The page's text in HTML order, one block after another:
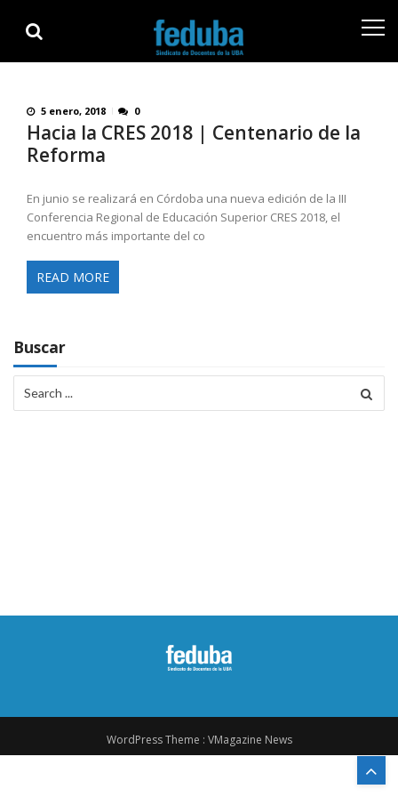
navigation
content
5 enero, 2018 0
Hacia la CRES 2018 | Centenario de la
Reforma
En junio se realizará en Córdoba una nueva edición de la III
Conferencia Regional de Educación Superior CRES 2018​, el
encuentro más importante del co
READ MORE
Buscar
for:
WordPress Theme : VMagazine News